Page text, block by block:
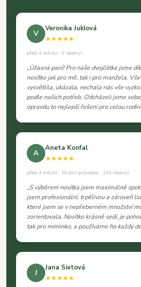
V
Veronika Juklová
★★★★★
před 4 měsíci · 9 recenzí
„Úžasná paní! Pro naše dvojčátka jsme
nosítko jak pro mě, tak i pro manžela.
vysvětlila, ukázala, nechala nás vše
podle našich potřeb. Odcházeli jsme
opravdu to nejlepší řešení pro celou
A
Aneta Konfal
★★★★★
před 4 měsíci · Místní průvodce · 135 recenzí
„S výběrem nosítka jsem maximálně
jsem profesionální, trpělivou a zároveň
které jsem se v nepřeberném množství
zorientovala. Nosítko krásně sedí, je
tak pro miminko, a používáme ho každý
J
Jana Sixtová
★★★★★